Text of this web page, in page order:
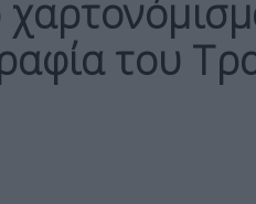
του